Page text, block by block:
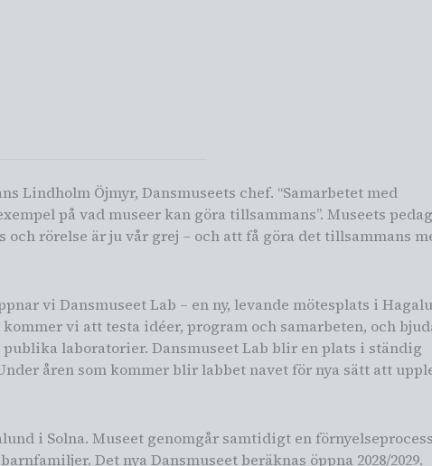
Lindholm Öjmyr, Dansmuseets chef. “Samarbetet med
på vad museer kan göra tillsammans”. Museets
rörelse är ju vår grej – och att få göra det tillsammans
vi Dansmuseet Lab – en ny, levande mötesplats i
vi att testa idéer, program och samarbeten, och
laboratorier. Dansmuseet Lab blir en plats i ständig
åren som kommer blir labbet navet för nya sätt att
i Solna. Museet genomgår samtidigt en
Det nya Dansmuseet beräknas öppna 2028/2029.